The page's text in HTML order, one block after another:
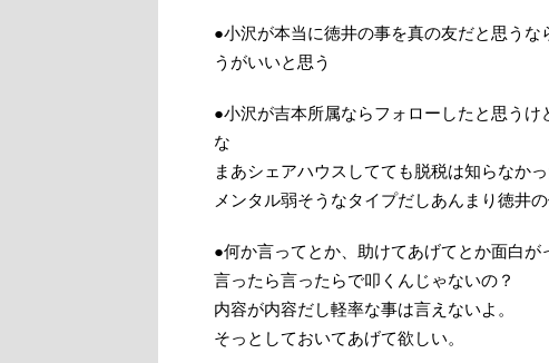
●小沢が本当に徳井の事を真の友だと思う
うがいいと思う
●小沢が吉本所属ならフォローしたと思う
な
まあシェアハウスしてても脱税は知らなか
メンタル弱そうなタイプだしあんまり徳井
●何か言ってとか、助けてあげてとか面白が
言ったら言ったらで叩くんじゃないの？
内容が内容だし軽率な事は言えないよ。
そっとしておいてあげて欲しい。